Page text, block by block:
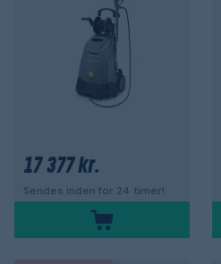
17 377 kr.
Sendes inden for 24 timer!